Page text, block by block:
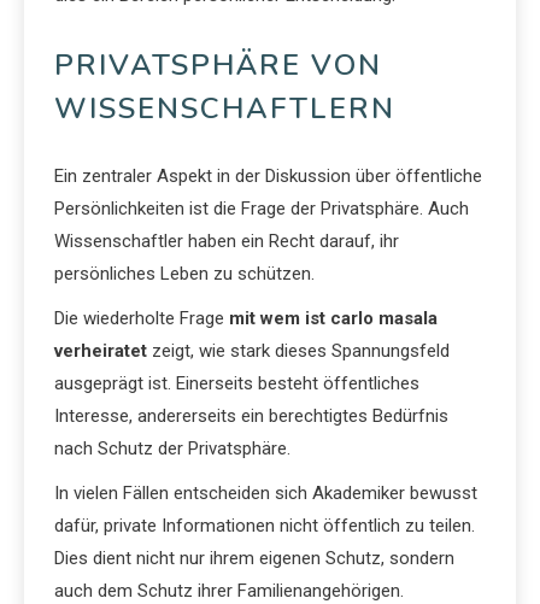
PRIVATSPHÄRE VON
WISSENSCHAFTLERN
Ein zentraler Aspekt in der Diskussion über öffentliche
Persönlichkeiten ist die Frage der Privatsphäre. Auch
Wissenschaftler haben ein Recht darauf, ihr
persönliches Leben zu schützen.
Die wiederholte Frage mit wem ist carlo masala
verheiratet zeigt, wie stark dieses Spannungsfeld
ausgeprägt ist. Einerseits besteht öffentliches
Interesse, andererseits ein berechtigtes Bedürfnis
nach Schutz der Privatsphäre.
In vielen Fällen entscheiden sich Akademiker bewusst
dafür, private Informationen nicht öffentlich zu teilen.
Dies dient nicht nur ihrem eigenen Schutz, sondern
auch dem Schutz ihrer Familienangehörigen.